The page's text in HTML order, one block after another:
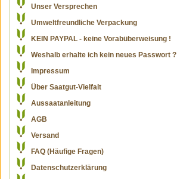
Unser Versprechen
Umweltfreundliche Verpackung
KEIN PAYPAL - keine Vorabüberweisung !
Weshalb erhalte ich kein neues Passwort ?
Impressum
Über Saatgut-Vielfalt
Aussaatanleitung
AGB
Versand
FAQ (Häufige Fragen)
Datenschutzerklärung